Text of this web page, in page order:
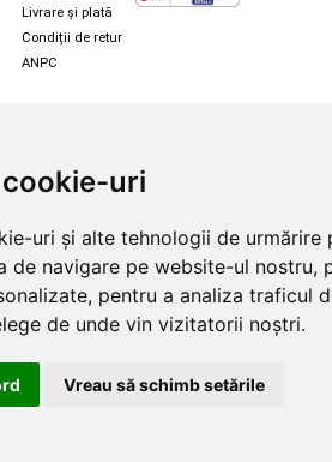
uri
uri și alte tehnologii de urmărire
de navigare pe website-ul nostru,
pentru a analiza traficul
de unde vin vizitatorii noștri.
Vreau să schimb setările
Livrare și plată
Condiții de retur
ANPC
Îmbrăcăminte schi și snowboard
Căști și ochelari Alpina
Ochelari Oakley
Ochelari Alpina